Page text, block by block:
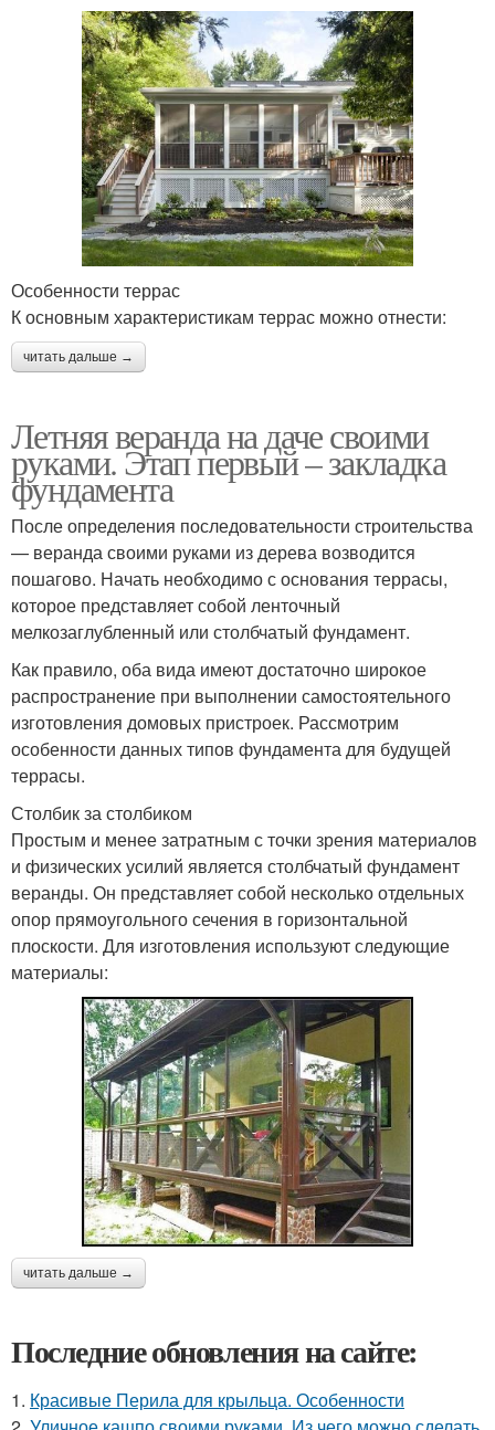
Особенности террас
К основным характеристикам террас можно отнести:
читать дальше →
Летняя веранда на даче своими
руками. Этап первый – закладка
фундамента
После определения последовательности строительства
— веранда своими руками из дерева возводится
пошагово. Начать необходимо с основания террасы,
которое представляет собой ленточный
мелкозаглубленный или столбчатый фундамент.
Как правило, оба вида имеют достаточно широкое
распространение при выполнении самостоятельного
изготовления домовых пристроек. Рассмотрим
особенности данных типов фундамента для будущей
террасы.
Столбик за столбиком
Простым и менее затратным с точки зрения материалов
и физических усилий является столбчатый фундамент
веранды. Он представляет собой несколько отдельных
опор прямоугольного сечения в горизонтальной
плоскости. Для изготовления используют следующие
материалы:
читать дальше →
Последние обновления на сайте:
1. Красивые Перила для крыльца. Особенности